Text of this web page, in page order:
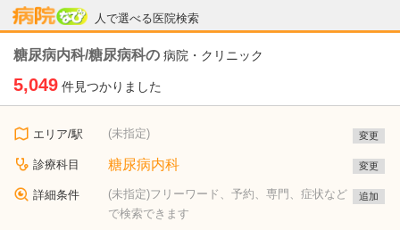
人で選べる医院検索
病院なび
糖尿病内科/糖尿病科の 病院・クリニック
5,049 件見つかりました
エリア/駅 (未指定) 変更
診療科目 糖尿病内科 変更
詳細条件
(未指定)フリーワード、予約、専門、症状など
で検索できます
追加